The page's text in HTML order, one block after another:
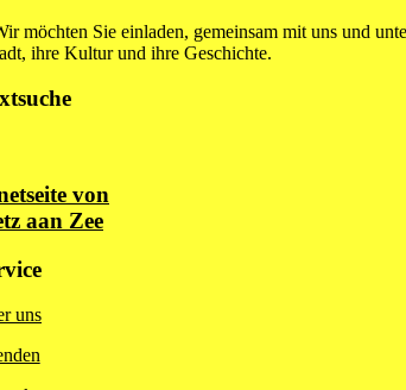
möchten Sie einladen, gemeinsam mit uns und
ihre Kultur und ihre Geschichte.
von
aan Zee
uns